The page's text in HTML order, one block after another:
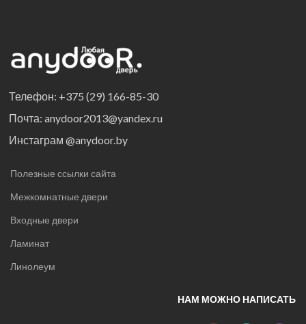
Телефон: +375 (29) 166-85-30
Почта: anydoor2013@yandex.ru
Инстаграм @anydoor.by
Полезные ссылки сайта
Межкомнатные двери
Входные двери
Ламинат
Линолеум
НАМ МОЖНО НАПИСАТЬ